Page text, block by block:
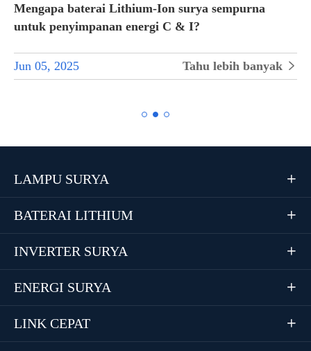
Mengapa baterai Lithium-Ion surya sempurna
untuk penyimpanan energi C & I?
Jun 05, 2025 Tahu lebih banyak 
LAMPU SURYA 
BATERAI LITHIUM 
INVERTER SURYA 
ENERGI SURYA 
LINK CEPAT 